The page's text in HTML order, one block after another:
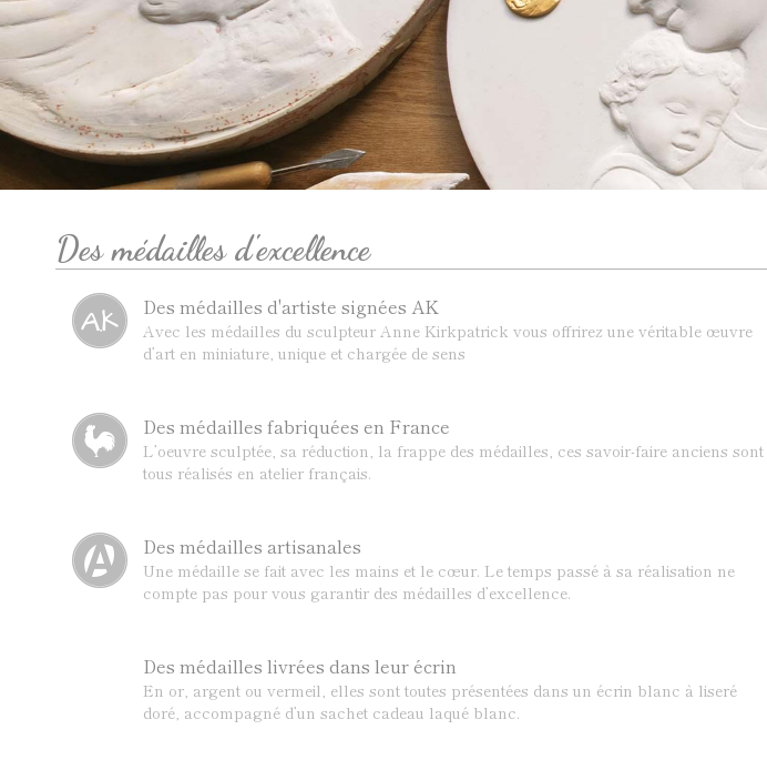
Des médailles d'excellence
Des médailles d'artiste signées AK
Avec les médailles du sculpteur Anne Kirkpatrick vous offrirez une véritable œuvre
d’art en miniature, unique et chargée de sens
Des médailles fabriquées en France
L’oeuvre sculptée, sa réduction, la frappe des médailles, ces savoir-faire anciens sont
tous réalisés en atelier français.
Des médailles artisanales
Une médaille se fait avec les mains et le cœur. Le temps passé à sa réalisation ne
compte pas pour vous garantir des médailles d’excellence.
Des médailles livrées dans leur écrin
En or, argent ou vermeil, elles sont toutes présentées dans un écrin blanc à liseré
doré, accompagné d’un sachet cadeau laqué blanc.